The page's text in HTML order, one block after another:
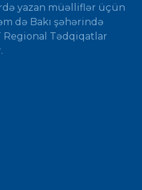
yazan müəlliflər üçün
də Bakı şəhərində
Regional Tədqiqatlar